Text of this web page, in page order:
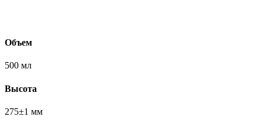
Объем
500 мл
Высота
275±1 мм